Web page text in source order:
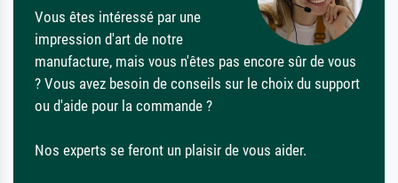
Vous êtes intéressé par une
impression d'art de notre
manufacture, mais vous n'êtes pas encore sûr de vous
? Vous avez besoin de conseils sur le choix du support
ou d'aide pour la commande ?
Nos experts se feront un plaisir de vous aider.